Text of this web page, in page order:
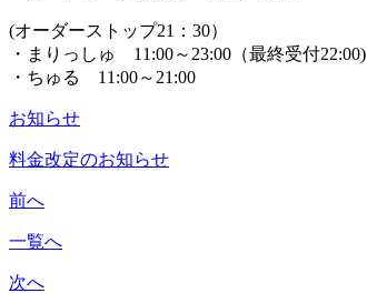
(オーダーストップ21：30）
・まりっしゅ 11:00～23:00（最終受付22:00)
・ちゅる 11:00～21:00
お知らせ
料金改定のお知らせ
前へ
一覧へ
次へ